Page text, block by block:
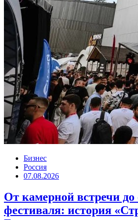
Бизнес
Россия
07.08.2026
От камерной встречи до
фестиваля: история